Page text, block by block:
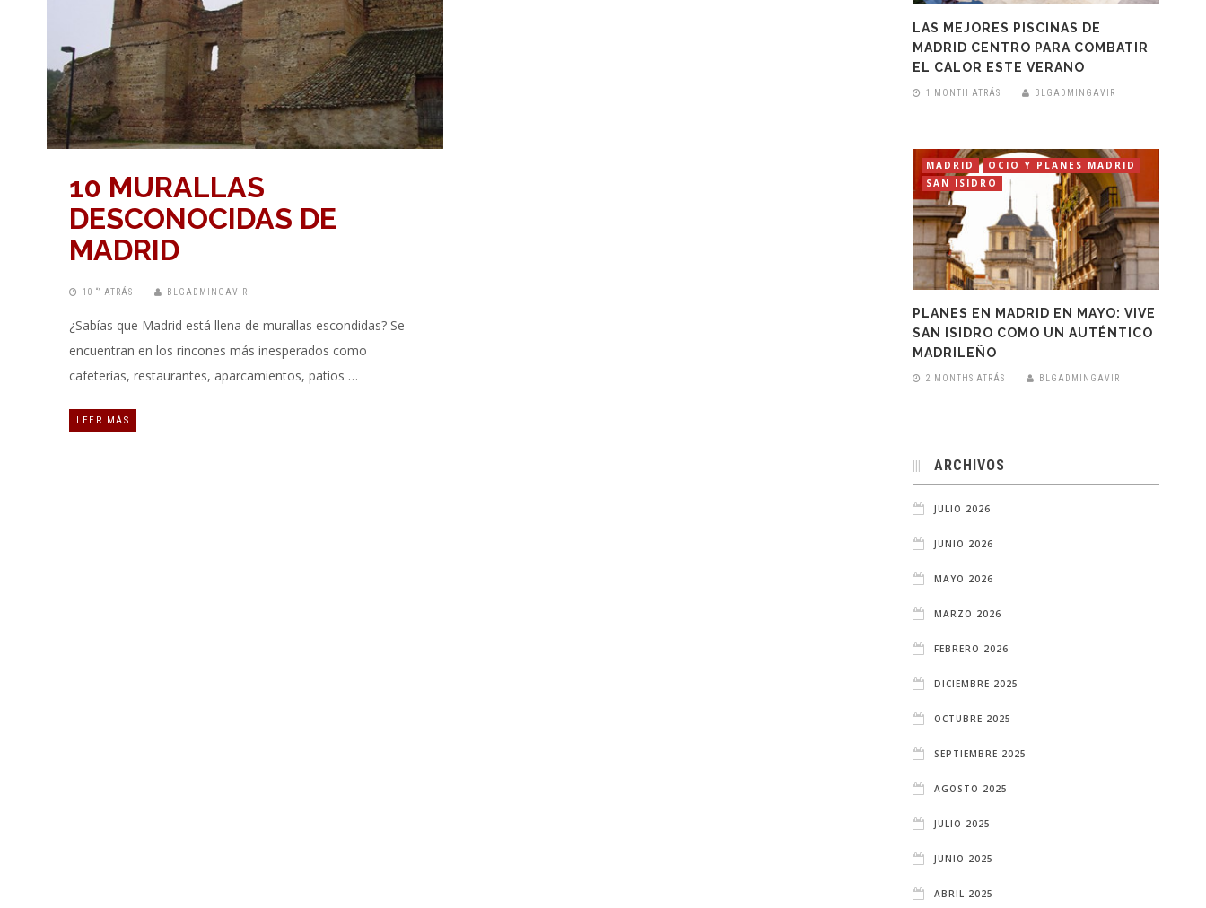
10 MURALLAS
DESCONOCIDAS DE
MADRID
10 “” ATRÁS BLGADMINGAVIR
¿Sabías que Madrid está llena de murallas escondidas? Se
encuentran en los rincones más inesperados como
cafeterías, restaurantes, aparcamientos, patios …
LEER MÁS
LAS MEJORES PISCINAS DE
MADRID CENTRO PARA COMBATIR
EL CALOR ESTE VERANO
1 MONTH ATRÁS BLGADMINGAVIR
MADRID
OCIO Y PLANES MADRID
SAN ISIDRO
PLANES EN MADRID EN MAYO: VIVE
SAN ISIDRO COMO UN AUTÉNTICO
MADRILEÑO
2 MONTHS ATRÁS BLGADMINGAVIR
ARCHIVOS
JULIO 2026
JUNIO 2026
MAYO 2026
MARZO 2026
FEBRERO 2026
DICIEMBRE 2025
OCTUBRE 2025
SEPTIEMBRE 2025
AGOSTO 2025
JULIO 2025
JUNIO 2025
ABRIL 2025